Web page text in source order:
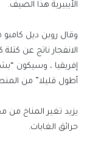
الأيبيرية هذا الصيف.
وقال روبن ديل كامبو
الانفجار ناتج عن
إفريقيا ، وسيكون
أطول قليلا” من
يزيد تغير المناخ
حرائق الغابات.